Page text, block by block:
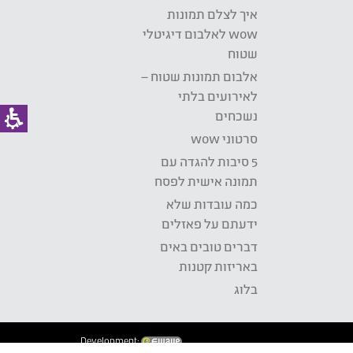
איך לצלם תמונות
wow לאלבום דיגיטלי
שטוח
אלבום תמונות שטוח –
לאירועים בלתי
נשכחים
סרטוני wow
5 סיבות להגדה עם
תמונה אישית לפסח
כמה עובדות שלא
ידעתם על פאזלים
דברים טובים באים
באריזות קטנות
בלוג
Development: